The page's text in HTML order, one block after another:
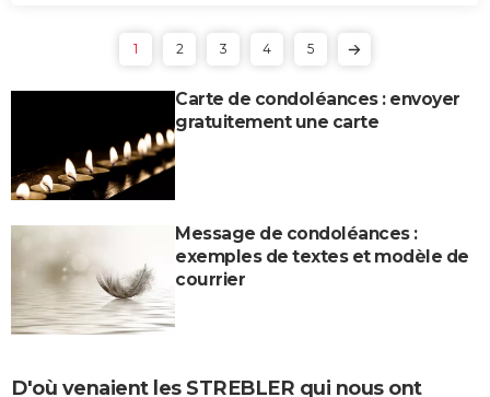
1 2 3 4 5
Carte de condoléances : envoyer
gratuitement une carte
Message de condoléances :
exemples de textes et modèle de
courrier
D'où venaient les STREBLER qui nous ont